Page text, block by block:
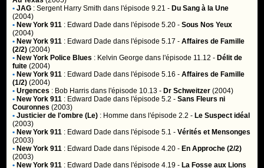
• JAG :Sergent Harry Smith dans l'épisode 9.21 - Du Sang à la Une
(2004)
• New York 911 : Edward Dade dans l'épisode 5.20 -Sous Nos Yeux
(2004)
• New York 911 : Edward Dade dans l'épisode 5.17 -Affaires de Famille
(2/2) (2004)
• New York Police Blues : Kelvin George dans l'épisode 11.12 - Délit de
fuite (2004)
• New York 911 : Edward Dade dans l'épisode 5.16 -Affaires de Famille
(1/2) (2004)
• Urgences : Bob Harris dans l'épisode 10.13 - Dr Schweitzer (2004)
• New York 911 : Edward Dade dans l'épisode 5.2 -Sans Fleurs ni
Couronnes (2003)
• Justicier de l'ombre (Le) : Homme dans l'épisode 2.2 - Le Suspect idéal
(2003)
• New York 911 : Edward Dade dans l'épisode 5.1 -Vérités et Mensonges
(2003)
• New York 911 : Edward Dade dans l'épisode 4.20 - En Approche (2/2)
(2003)
• New York 911 : Edward Dade dans l'épisode 4.19 - La Fosse aux Lions